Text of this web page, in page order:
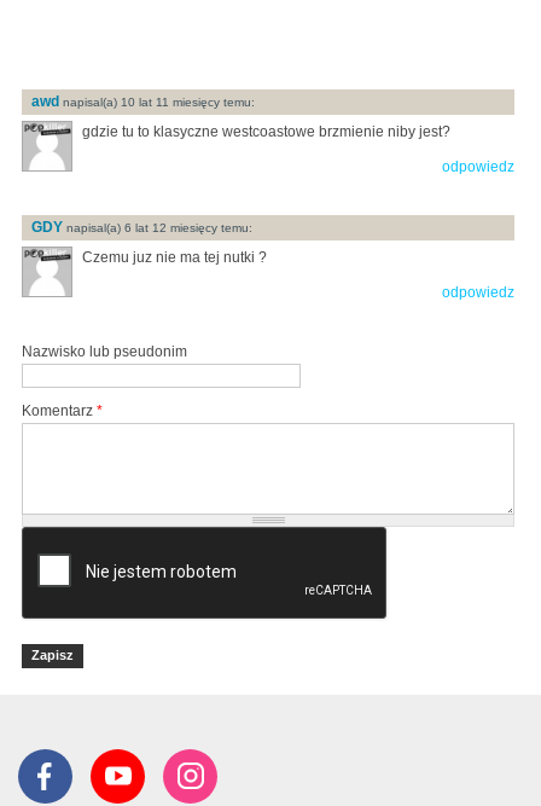
awd napisal(a) 10 lat 11 miesięcy temu:
gdzie tu to klasyczne westcoastowe brzmienie niby jest?
odpowiedz
GDY napisal(a) 6 lat 12 miesięcy temu:
Czemu juz nie ma tej nutki ?
odpowiedz
Nazwisko lub pseudonim
Komentarz *